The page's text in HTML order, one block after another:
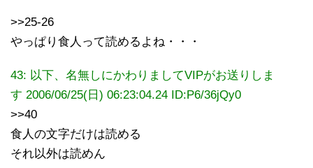
>>25-26
やっぱり食人って読めるよね・・・
43: 以下、名無しにかわりましてVIPがお送りしま
す 2006/06/25(日) 06:23:04.24 ID:P6/36jQy0
>>40
食人の文字だけは読める
それ以外は読めん